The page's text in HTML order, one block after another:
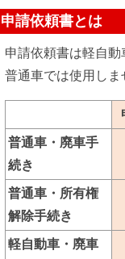
申請依頼書とは
申請依頼書は軽自動
普通車では使用しま
普通車・廃車手
続き
普通車・所有権
解除手続き
軽自動車・廃車